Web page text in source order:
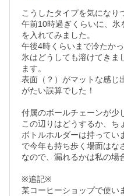
こうしたタイプを気になり
午前10時過ぎくらいに、
を入れてみました。
午後4時くらいまで冷たかっ
氷はどうしても溶けてきま
ます。
表面（？）がマットな感じ
がたい誤算でした！
付属のボールチェーンが少
この辺りはどうするか、ち
ボトルホルダーは持ってい
で今年も持ち歩く場面はな
なので、漏れるかは私の
※追記※
某コーヒーショップで使い